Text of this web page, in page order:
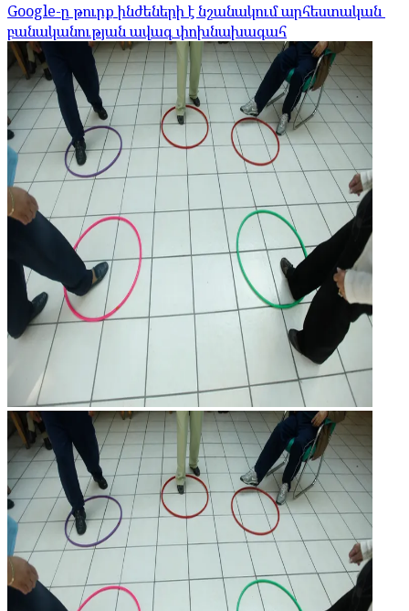
Google-ը թուրք ինժեների է նշանակում արհեստական ​​
բանականության ավագ փոխնախագահ